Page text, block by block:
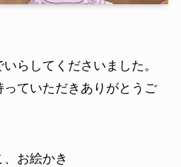
らしてくださいました。
ていただきありがとうご
お絵かき